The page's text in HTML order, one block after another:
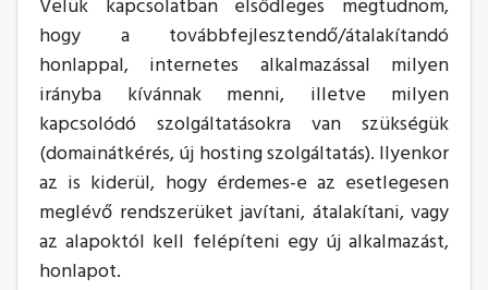
Velük kapcsolatban elsődleges megtudnom,
hogy a továbbfejlesztendő/átalakítandó
honlappal, internetes alkalmazással milyen
irányba kívánnak menni, illetve milyen
kapcsolódó szolgáltatásokra van szükségük
(domainátkérés, új hosting szolgáltatás). Ilyenkor
az is kiderül, hogy érdemes-e az esetlegesen
meglévő rendszerüket javítani, átalakítani, vagy
az alapoktól kell felépíteni egy új alkalmazást,
honlapot.